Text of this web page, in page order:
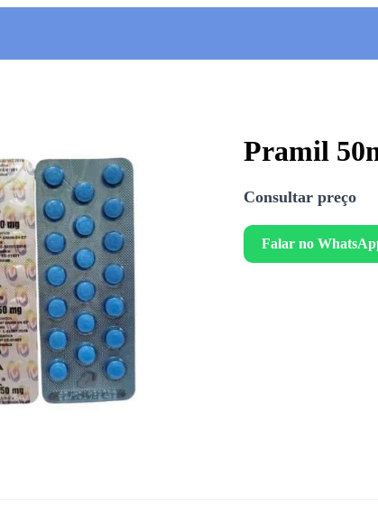
Pramil
Consultar preço
Falar no